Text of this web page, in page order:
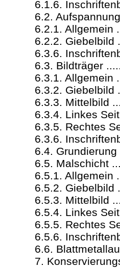
6.1.6.
6.2.
6.2.1. Allgemein
6.2.2. Giebelbild
6.3.6.
6.3. Bildträger
6.3.1. Allgemein
6.3.2. Giebelbild
6.3.3. Mittelbild
6.3.4. Linkes
6.3.5. Rechtes
6.3.6.
6.4.
6.5. Malschicht
6.5.1. Allgemein
6.5.2. Giebelbild
6.5.3. Mittelbild
6.5.4. Linkes
6.5.5. Rechtes
6.5.6.
6.6.
7.